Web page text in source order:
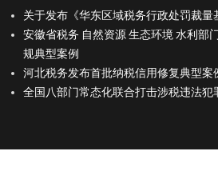
关于发布《华东区域税务行政处罚裁量
安徽省税务 自然资源 生态环境 水利部
规典型案例
河北税务发布首批纳税信用修复典型案
全国八部门常态化联合打击涉税违法